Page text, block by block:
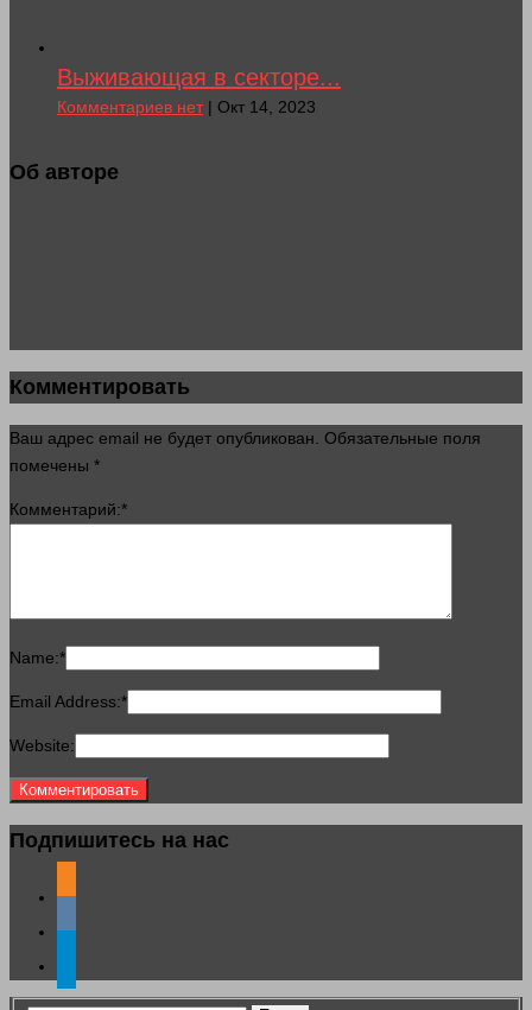
Выживающая в секторе...
Комментариев нет| Окт 14, 2023
Об авторе
Комментировать
Ваш адрес email не будет опубликован. Обязательные поля
помечены *
Комментарий:*
Name:*
Email Address:*
Website:
Подпишитесь на нас